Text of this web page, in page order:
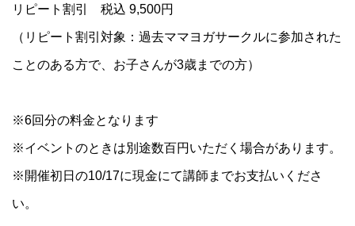
リピート割引 税込 9,500円
（リピート割引対象：過去ママヨガサークルに参加された
ことのある方で、お子さんが3歳までの方）
※6回分の料金となります
※イベントのときは別途数百円いただく場合があります。
※開催初日の10/17に現金にて講師までお支払いくださ
い。